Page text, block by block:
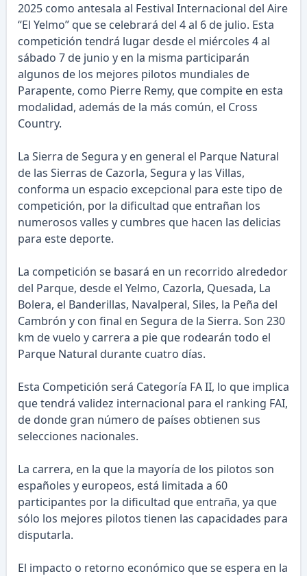
2025 como antesala al Festival Internacional del Aire
“El Yelmo” que se celebrará del 4 al 6 de julio. Esta
competición tendrá lugar desde el miércoles 4 al
sábado 7 de junio y en la misma participarán
algunos de los mejores pilotos mundiales de
Parapente, como Pierre Remy, que compite en esta
modalidad, además de la más común, el Cross
Country.
La Sierra de Segura y en general el Parque Natural
de las Sierras de Cazorla, Segura y las Villas,
conforma un espacio excepcional para este tipo de
competición, por la dificultad que entrañan los
numerosos valles y cumbres que hacen las delicias
para este deporte.
La competición se basará en un recorrido alrededor
del Parque, desde el Yelmo, Cazorla, Quesada, La
Bolera, el Banderillas, Navalperal, Siles, la Peña del
Cambrón y con final en Segura de la Sierra. Son 230
km de vuelo y carrera a pie que rodearán todo el
Parque Natural durante cuatro días.
Esta Competición será Categoría FA II, lo que implica
que tendrá validez internacional para el ranking FAI,
de donde gran número de países obtienen sus
selecciones nacionales.
La carrera, en la que la mayoría de los pilotos son
españoles y europeos, está limitada a 60
participantes por la dificultad que entraña, ya que
sólo los mejores pilotos tienen las capacidades para
disputarla.
El impacto o retorno económico que se espera en la